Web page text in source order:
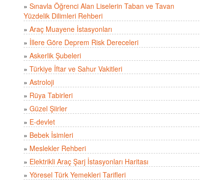
» Sınavla Öğrenci Alan Liselerin Taban ve Tavan
Yüzdelik Dilimleri Rehberi
» Araç Muayene İstasyonları
» İllere Göre Deprem Risk Dereceleri
» Askerlik Şubeleri
» Türkiye İftar ve Sahur Vakitleri
» Astroloji
» Rüya Tabirleri
» Güzel Şiirler
» E-devlet
» Bebek İsimleri
» Meslekler Rehberi
» Elektrikli Araç Şarj İstasyonları Haritası
» Yöresel Türk Yemekleri Tarifleri